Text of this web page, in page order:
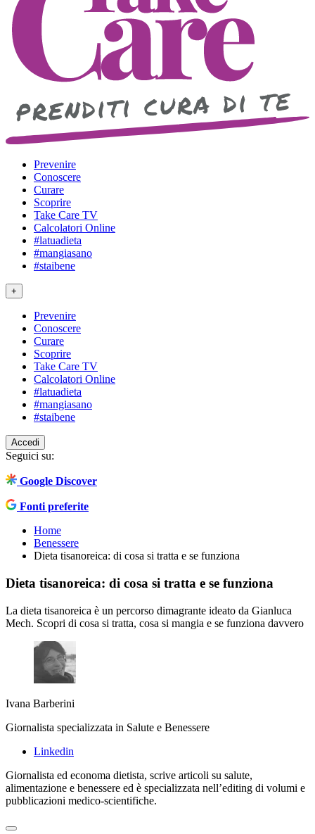
Prevenire
Conoscere
Curare
Scoprire
Take Care TV
Calcolatori Online
#latuadieta
#mangiasano
#staibene
+
Prevenire
Conoscere
Curare
Scoprire
Take Care TV
Calcolatori Online
#latuadieta
#mangiasano
#staibene
Accedi
Seguici su:
Google Discover
Fonti preferite
Home
Benessere
Dieta tisanoreica: di cosa si tratta e se funziona
Dieta tisanoreica: di cosa si tratta e se funziona
La dieta tisanoreica è un percorso dimagrante ideato da Gianluca
Mech. Scopri di cosa si tratta, cosa si mangia e se funziona davvero
Ivana Barberini
Giornalista specializzata in Salute e Benessere
Linkedin
Giornalista ed economa dietista, scrive articoli su salute,
alimentazione e benessere ed è specializzata nell’editing di volumi e
pubblicazioni medico-scientifiche.